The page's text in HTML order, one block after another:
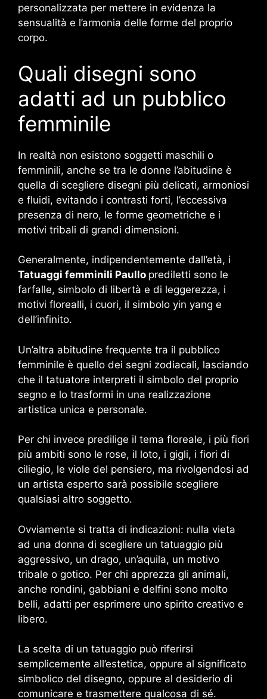
personalizzata per mettere in evidenza la
sensualità e l’armonia delle forme del proprio
corpo.
Quali disegni sono
adatti ad un pubblico
femminile
In realtà non esistono soggetti maschili o
femminili, anche se tra le donne l’abitudine è
quella di scegliere disegni più delicati, armoniosi
e fluidi, evitando i contrasti forti, l’eccessiva
presenza di nero, le forme geometriche e i
motivi tribali di grandi dimensioni.
Generalmente, indipendentemente dall’età, i
Tatuaggi femminili Paullo prediletti sono le
farfalle, simbolo di libertà e di leggerezza, i
motivi florealli, i cuori, il simbolo yin yang e
dell’infinito.
Un’altra abitudine frequente tra il pubblico
femminile è quello dei segni zodiacali, lasciando
che il tatuatore interpreti il simbolo del proprio
segno e lo trasformi in una realizzazione
artistica unica e personale.
Per chi invece predilige il tema floreale, i più fiori
più ambiti sono le rose, il loto, i gigli, i fiori di
ciliegio, le viole del pensiero, ma rivolgendosi ad
un artista esperto sarà possibile scegliere
qualsiasi altro soggetto.
Ovviamente si tratta di indicazioni: nulla vieta
ad una donna di scegliere un tatuaggio più
aggressivo, un drago, un’aquila, un motivo
tribale o gotico. Per chi apprezza gli animali,
anche rondini, gabbiani e delfini sono molto
belli, adatti per esprimere uno spirito creativo e
libero.
La scelta di un tatuaggio può riferirsi
semplicemente all’estetica, oppure al significato
simbolico del disegno, oppure al desiderio di
comunicare e trasmettere qualcosa di sé.